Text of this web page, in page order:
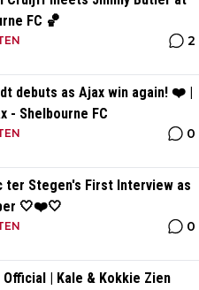
FC 🏀
2
debuts as Ajax win again! ❤️ |
- Shelbourne FC
0
ter Stegen's First Interview as
🤍❤️🤍
0
| Kale & Kokkie Zien